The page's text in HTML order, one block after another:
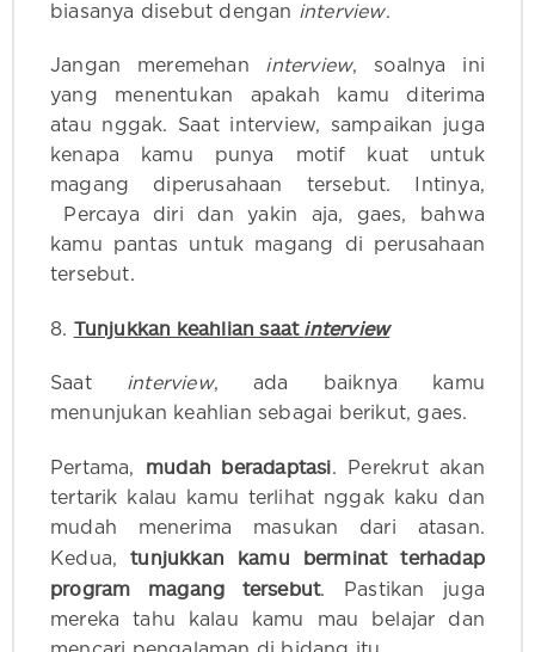
biasanya disebut dengan interview.
Jangan meremehan interview, soalnya ini
yang menentukan apakah kamu diterima
atau nggak. Saat interview, sampaikan juga
kenapa kamu punya motif kuat untuk
magang diperusahaan tersebut. Intinya,
Percaya diri dan yakin aja, gaes, bahwa
kamu pantas untuk magang di perusahaan
tersebut.
8. Tunjukkan keahlian saat interview
Saat interview, ada baiknya kamu
menunjukan keahlian sebagai berikut, gaes.
Pertama, mudah beradaptasi. Perekrut akan
tertarik kalau kamu terlihat nggak kaku dan
mudah menerima masukan dari atasan.
Kedua,
tunjukkan kamu berminat terhadap
program magang tersebut. Pastikan juga
mereka tahu kalau kamu mau belajar dan